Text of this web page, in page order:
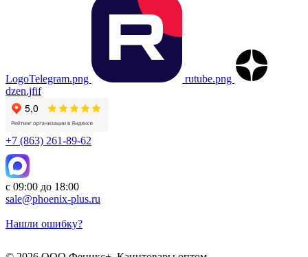
LogoTelegram.png
rutube.png
dzen.jfif
+7 (863) 261-89-62
с 09:00 до 18:00
sale@phoenix-plus.ru
Нашли ошибку?